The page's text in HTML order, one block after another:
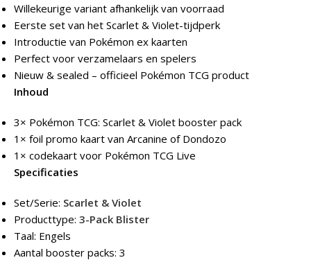
Willekeurige variant afhankelijk van voorraad
Eerste set van het Scarlet & Violet-tijdperk
Introductie van Pokémon ex kaarten
Perfect voor verzamelaars en spelers
Nieuw & sealed – officieel Pokémon TCG product
Inhoud
3× Pokémon TCG: Scarlet & Violet booster pack
1× foil promo kaart van Arcanine of Dondozo
1× codekaart voor Pokémon TCG Live
Specificaties
Set/Serie: Scarlet & Violet
Producttype: 3-Pack Blister
Taal: Engels
Aantal booster packs: 3